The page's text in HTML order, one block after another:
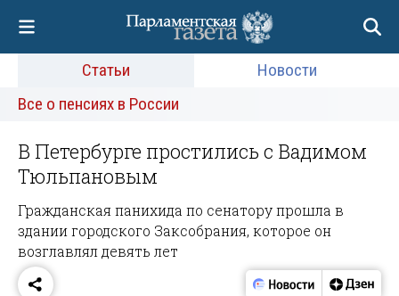
Статьи
Новости
Все о пенсиях в России
В Петербурге простились с Вадимом
Тюльпановым
Гражданская панихида по сенатору прошла в
здании городского Заксобрания, которое он
возглавлял девять лет